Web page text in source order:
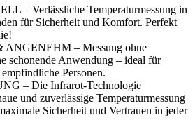
– Verlässliche Temperaturmessung in
für Sicherheit und Komfort. Perfekt
– Messung ohne
schonende Anwendung – ideal für
Personen.
– Die Infrarot-Technologie
und zuverlässige Temperaturmessung
Sicherheit und Vertrauen in jeder